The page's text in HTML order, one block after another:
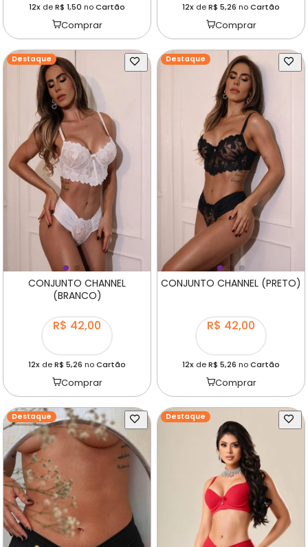
12x deR$ 1,50 noCartão
Comprar
12x deR$ 5,26 noCartão
Comprar
Destaque
CONJUNTO CHANNEL
(BRANCO)
R$ 42,00
12x deR$ 5,26 noCartão
Comprar
Destaque
CONJUNTO CHANNEL (PRETO)
R$ 42,00
12x deR$ 5,26 noCartão
Comprar
Destaque Destaque